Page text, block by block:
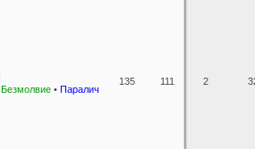
Безмолвие • Паралич
135 111 2